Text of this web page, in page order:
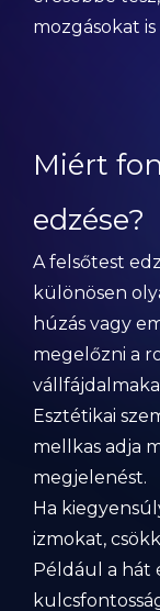
mozgásokat
Miért
edzése?
A felsőtest
különösen
húzás vagy
megelőzni a
Esztétikai
mellkas adja
megjelenést.
Ha
izmokat,
Például a hát